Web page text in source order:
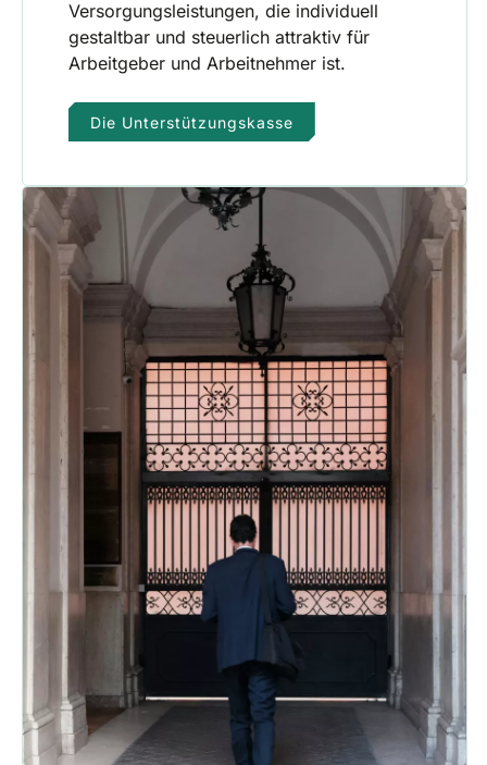
Versorgungsleistungen, die individuell
gestaltbar und steuerlich attraktiv für
Arbeitgeber und Arbeitnehmer ist.
Die Unterstützungskasse